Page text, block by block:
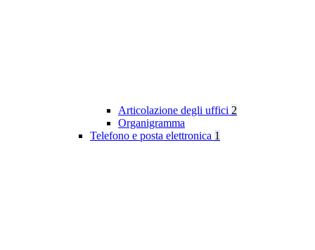
Articolazione degli uffici 2
Organigramma
Telefono e posta elettronica 1